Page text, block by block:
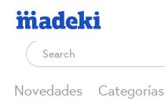
Novedades Categorías